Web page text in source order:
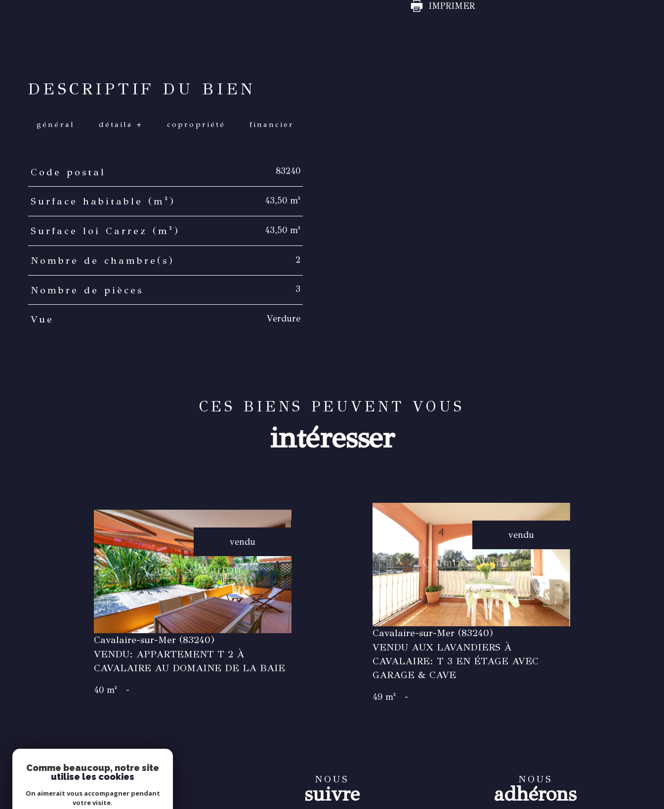
IMPRIMER
DESCRIPTIF DU BIEN
général détails + copropriété financier
TRAD_PAMPERO_Caracteristique
Code postal 83240
Surface habitable (m²) 43,50 m²
Surface loi Carrez (m²) 43,50 m²
Nombre de chambre(s) 2
Nombre de pièces 3
Vue Verdure
CES BIENS PEUVENT VOUS
intéresser
vendu
VOIR LE
BIEN
Cavalaire-sur-Mer (83240)
VENDU: APPARTEMENT T 2 À
CAVALAIRE AU DOMAINE DE LA BAIE
40 m² -
vendu
VOIR LE
BIEN
Cavalaire-sur-Mer (83240)
VENDU AUX LAVANDIERS À
CAVALAIRE: T 3 EN ÉTAGE AVEC
GARAGE & CAVE
49 m² -
SE
connecter
NOUS
suivre
NOUS
adhérons
Comme beaucoup, notre site
utilise les cookies
On aimerait vous accompagner pendant
votre visite.